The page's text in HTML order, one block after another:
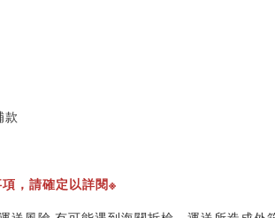
款
，請確定以詳閱※